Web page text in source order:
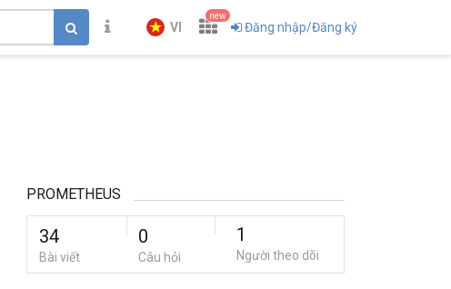
VI
new
Đăng nhập/Đăng ký
PROMETHEUS
34
Bài viết
0
Câu hỏi
1
Người theo dõi